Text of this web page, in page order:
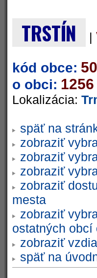
TRSTÍN |
kód obce:
o obci: 1256
Lokalizácia:
späť na
zobraziť
zobraziť
zobraziť
zobraziť
mesta
zobraziť
ostatných obcí
zobraziť
späť na